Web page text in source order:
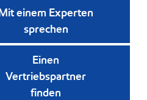
einem Experten
sprechen
Einen
Vertriebspartner
finden